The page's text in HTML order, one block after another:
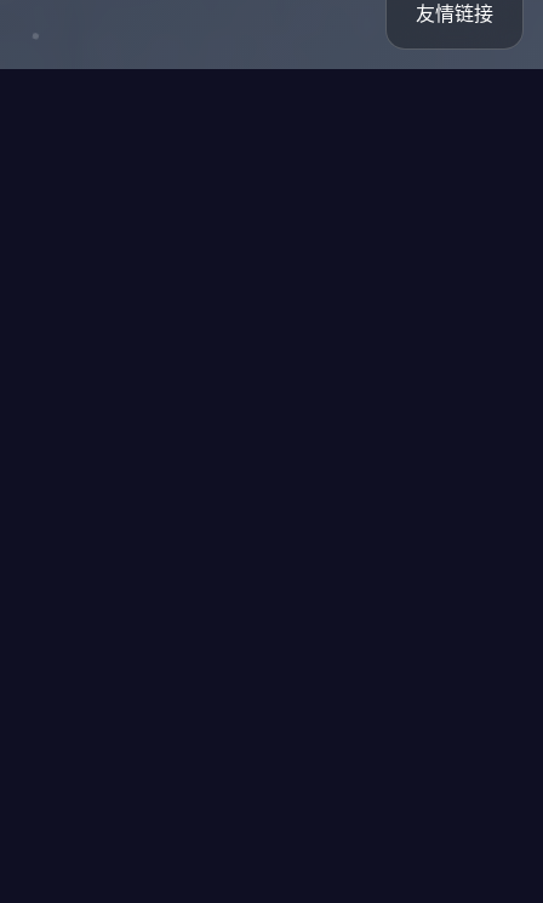
友情链接